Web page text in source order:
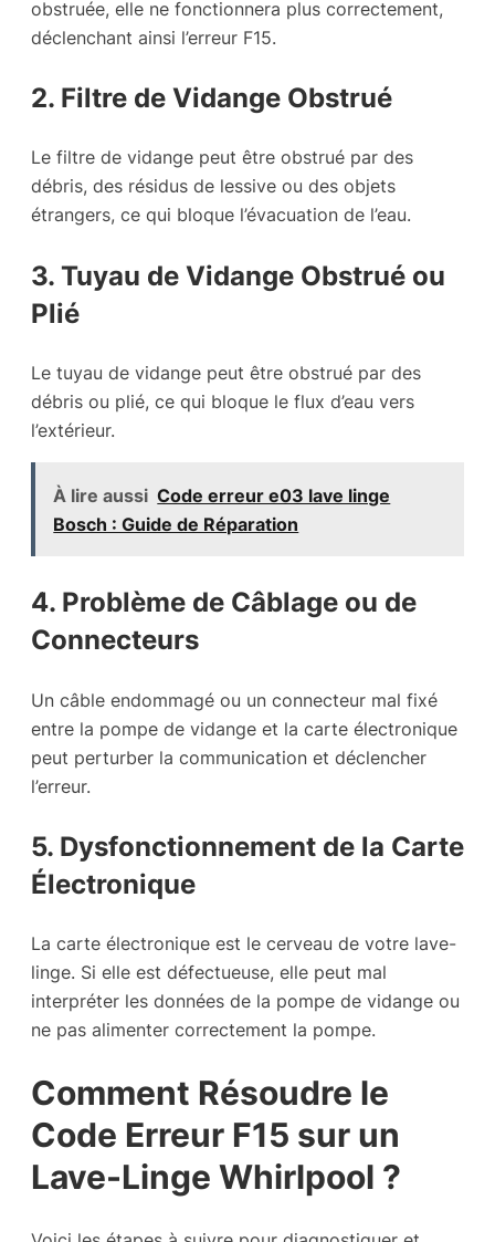
obstruée, elle ne fonctionnera plus correctement,
déclenchant ainsi l’erreur F15.
2. Filtre de Vidange Obstrué
Le filtre de vidange peut être obstrué par des
débris, des résidus de lessive ou des objets
étrangers, ce qui bloque l’évacuation de l’eau.
3. Tuyau de Vidange Obstrué ou
Plié
Le tuyau de vidange peut être obstrué par des
débris ou plié, ce qui bloque le flux d’eau vers
l’extérieur.
À lire aussi Code erreur e03 lave linge
Bosch : Guide de Réparation
4. Problème de Câblage ou de
Connecteurs
Un câble endommagé ou un connecteur mal fixé
entre la pompe de vidange et la carte électronique
peut perturber la communication et déclencher
l’erreur.
5. Dysfonctionnement de la Carte
Électronique
La carte électronique est le cerveau de votre lave-
linge. Si elle est défectueuse, elle peut mal
interpréter les données de la pompe de vidange ou
ne pas alimenter correctement la pompe.
Comment Résoudre le
Code Erreur F15 sur un
Lave-Linge Whirlpool ?